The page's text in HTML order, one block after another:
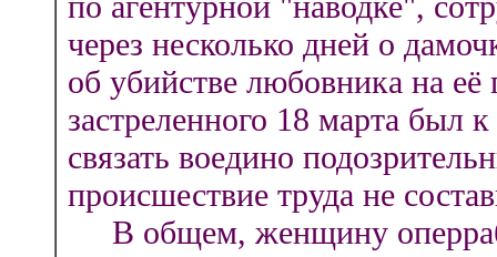
через несколько дней о
об убийстве любовника на
застреленного 18 марта был
связать воедино
происшествие труда не
В общем, женщину